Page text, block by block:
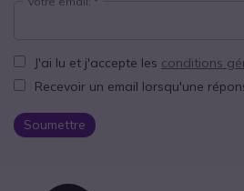
J'ai lu et j'accepte les conditions
Recevoir un email lorsqu'une
Soumettre